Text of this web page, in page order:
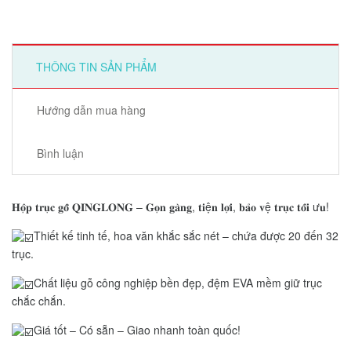
THÔNG TIN SẢN PHẨM
Hướng dẫn mua hàng
Bình luận
𝐇𝐨̣̂𝐩 𝐭𝐫𝐮̣𝐜 𝐠𝐨̂̃ 𝐐𝐈𝐍𝐆𝐋𝐎𝐍𝐆 – 𝐆𝐨̣𝐧 𝐠𝐚̀𝐧𝐠, 𝐭𝐢ệ𝐧 𝐥𝐨̛̣𝐢, 𝐛𝐚̉𝐨 𝐯ệ 𝐭𝐫𝐮̣𝐜 𝐭𝐨̂́𝐢 ư𝐮!
Thiết kế tinh tế, hoa văn khắc sắc nét – chứa được 20 đến 32
trục.
Chất liệu gỗ công nghiệp bền đẹp, đệm EVA mềm giữ trục
chắc chắn.
Giá tốt – Có sẵn – Giao nhanh toàn quốc!